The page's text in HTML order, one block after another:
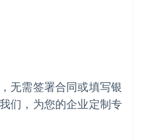
无需签署合同或填写银
们，为您的企业定制专